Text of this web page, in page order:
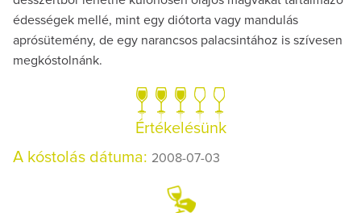
édességek mellé, mint egy diótorta vagy mandulás
aprósütemény, de egy narancsos palacsintához is szívesen
megkóstolnánk.
Értékelésünk
A kóstolás dátuma: 2008-07-03